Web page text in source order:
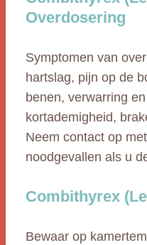
Overdosering
Symptomen van
hartslag, pijn op de
benen, verwarring
kortademigheid,
Neem contact op
noodgevallen als u
Combithyrex
Bewaar op